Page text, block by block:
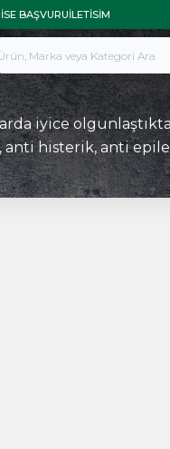
BAŞVURUİLETISIM
iyice
anti histerik, anti